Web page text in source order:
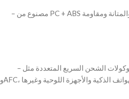
– مصنوع من PC + ABS مقاوم للحريق، لضمان الأمان والمتانة ومقاومة
– متوافق مع بروتوكولات الشحن السريع المتعددة مثل PD، QC، FCP